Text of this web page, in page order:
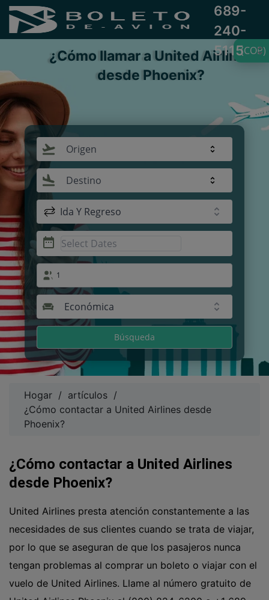
689-
240-
5115
¿Cómo llamar a United Airlines
desde Phoenix?
(COP)
Origen
Destino
Ida Y Regreso
1
Económica
Búsqueda
Hogar / artículos /
¿Cómo contactar a United Airlines desde
Phoenix?
¿Cómo contactar a United Airlines
desde Phoenix?
United Airlines presta atención constantemente a las
necesidades de sus clientes cuando se trata de viajar,
por lo que se aseguran de que los pasajeros nunca
tengan problemas al comprar un boleto o viajar con el
vuelo de United Airlines. Llame al número gratuito de